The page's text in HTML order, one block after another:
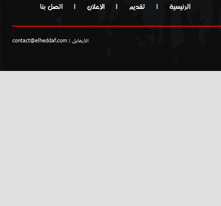
الرئيسية | تقديم | الإعلان | اتصل بنا
الايمايل : contact@elheddaf.com